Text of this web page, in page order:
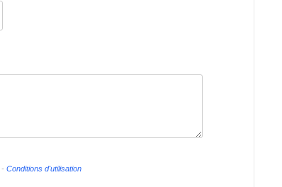
- Conditions d'utilisation